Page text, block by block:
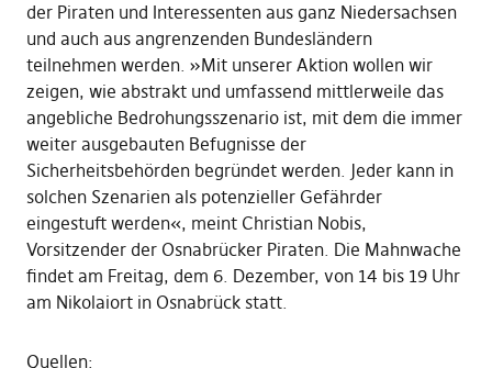
der Piraten und Interessenten aus ganz Niedersachsen
und auch aus angrenzenden Bundesländern
teilnehmen werden. »Mit unserer Aktion wollen wir
zeigen, wie abstrakt und umfassend mittlerweile das
angebliche Bedrohungsszenario ist, mit dem die immer
weiter ausgebauten Befugnisse der
Sicherheitsbehörden begründet werden. Jeder kann in
solchen Szenarien als potenzieller Gefährder
eingestuft werden«, meint Christian Nobis,
Vorsitzender der Osnabrücker Piraten. Die Mahnwache
findet am Freitag, dem 6. Dezember, von 14 bis 19 Uhr
am Nikolaiort in Osnabrück statt.
Quellen: